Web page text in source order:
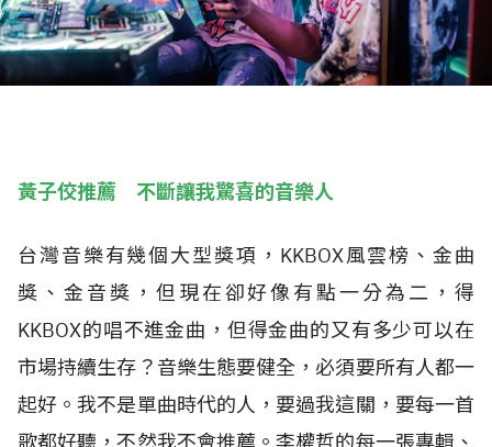
黃子佼推薦 不斷讓我驚喜的音樂人
台灣音樂有幾個大型獎項，KKBOX風雲榜、金曲
獎、金音獎，但現在卻好像有點一分為二，得
KKBOX的唱不進金曲，但得金曲的又有多少可以在
市場持續生存？音樂生態要健全，必須要所有人都一
起好。我不是單曲時代的人，要過我這關，要每一首